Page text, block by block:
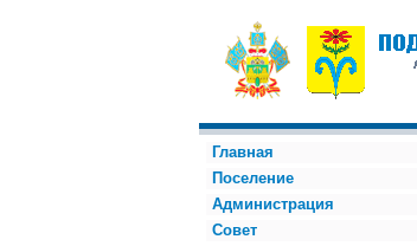
Главная
Поселение
Администрация
Совет